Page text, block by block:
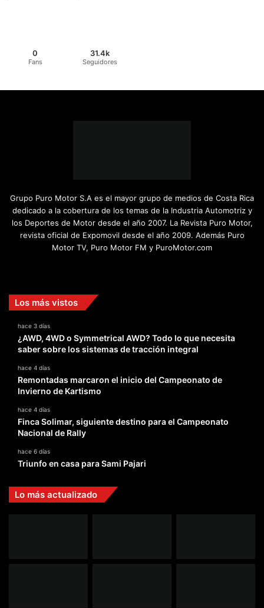
0
Fans
31.4k
Seguidores
Grupo Puro Motor S.A es el mayor grupo de medios de Costa Rica
dedicado a la cobertura de los temas de la Industria Automotriz y
los Deportes de Motor desde el año 2007. La Revista Puro Motor,
revista oficial de Expomovil desde el año 2009. Además Puro
Motor TV, Puro Motor FM y PuroMotor.com
Los más vistos
hace 3 días
¿AWD, 4WD o Symmetrical AWD? Todo lo que necesita
saber sobre los sistemas de tracción integral
hace 4 días
Remontadas marcaron el inicio del Campeonato de
Invierno de Kartismo
hace 4 días
Finca Solimar, siguiente destino para el Campeonato
Nacional de Rally
hace 6 días
Triunfo en casa para Sami Pajari
Lo más actualizado